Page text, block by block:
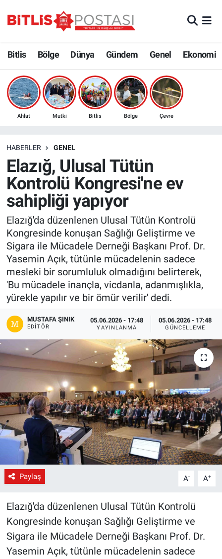
Bitlis Bölge Dünya Gündem Genel Ekonomi
Ahlat Mutki Bitlis Bölge Çevre
HABERLER GENEL
Elazığ, Ulusal Tütün
Kontrolü Kongresi'ne ev
sahipliği yapıyor
Elazığ'da düzenlenen Ulusal Tütün Kontrolü
Kongresinde konuşan Sağlığı Geliştirme ve
Sigara ile Mücadele Derneği Başkanı Prof. Dr.
Yasemin Açık, tütünle mücadelenin sadece
mesleki bir sorumluluk olmadığını belirterek,
'Bu mücadele inançla, vicdanla, adanmışlıkla,
yürekle yapılır ve bir ömür verilir' dedi.
MUSTAFA ŞINIK
EDITÖR
05.06.2026 - 17:48
YAYINLANMA
05.06.2026 - 17:48
GÜNCELLEME
Paylaş A- A+
Elazığ'da düzenlenen Ulusal Tütün Kontrolü
Kongresinde konuşan Sağlığı Geliştirme ve
Sigara ile Mücadele Derneği Başkanı Prof. Dr.
Yasemin Açık, tütünle mücadelenin sadece
Bölge
Çevre
Eğitim
Ekonomi
Genel
Gündem
Kültür-Sanat
Magazin
Politika
Resmi İlanlar
Sağlık
Siyaset
Spor
Yerel
Bitlis Trafik Yoğunluk Haritası
Süper Lig Puan Durumu ve Fikstür
Son Dakika Haberleri
Haber Arşivi